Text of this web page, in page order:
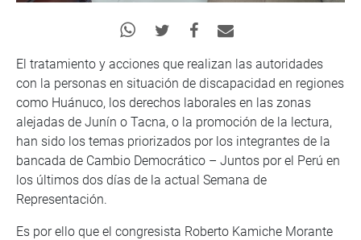
El tratamiento y acciones que realizan las autoridades
con la personas en situación de discapacidad en regiones
como Huánuco, los derechos laborales en las zonas
alejadas de Junín o Tacna, o la promoción de la lectura,
han sido los temas priorizados por los integrantes de la
bancada de Cambio Democrático – Juntos por el Perú en
los últimos dos días de la actual Semana de
Representación.
Es por ello que el congresista Roberto Kamiche Morante